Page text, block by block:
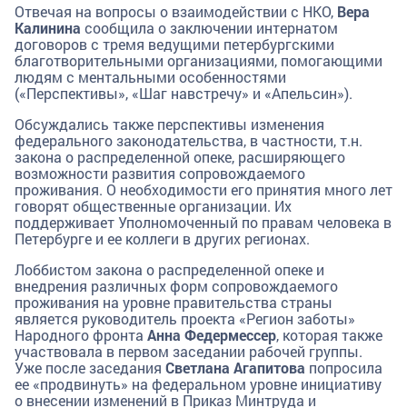
Отвечая на вопросы о взаимодействии с НКО, Вера
Калинина сообщила о заключении интернатом
договоров с тремя ведущими петербургскими
благотворительными организациями, помогающими
людям с ментальными особенностями
(«Перспективы», «Шаг навстречу» и «Апельсин»).
Обсуждались также перспективы изменения
федерального законодательства, в частности, т.н.
закона о распределенной опеке, расширяющего
возможности развития сопровождаемого
проживания. О необходимости его принятия много лет
говорят общественные организации. Их
поддерживает Уполномоченный по правам человека в
Петербурге и ее коллеги в других регионах.
Лоббистом закона о распределенной опеке и
внедрения различных форм сопровождаемого
проживания на уровне правительства страны
является руководитель проекта «Регион заботы»
Народного фронта Анна Федермессер, которая также
участвовала в первом заседании рабочей группы.
Уже после заседания Светлана Агапитова попросила
ее «продвинуть» на федеральном уровне инициативу
о внесении изменений в Приказ Минтруда и